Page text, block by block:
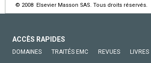
© 2008 Elsevier Masson SAS. Tous droits réservés.
ACCÈS RAPIDES
DOMAINES TRAITÉS EMC REVUES LIVRES